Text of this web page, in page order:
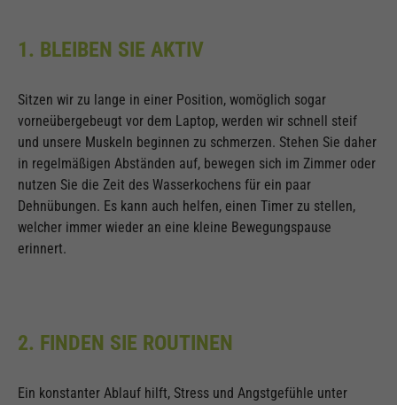
1. BLEIBEN SIE AKTIV
Sitzen wir zu lange in einer Position, womöglich sogar
vorneübergebeugt vor dem Laptop, werden wir schnell steif
und unsere Muskeln beginnen zu schmerzen. Stehen Sie daher
in regelmäßigen Abständen auf, bewegen sich im Zimmer oder
nutzen Sie die Zeit des Wasserkochens für ein paar
Dehnübungen. Es kann auch helfen, einen Timer zu stellen,
welcher immer wieder an eine kleine Bewegungspause
erinnert.
2. FINDEN SIE ROUTINEN
Ein konstanter Ablauf hilft, Stress und Angstgefühle unter